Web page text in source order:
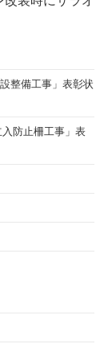
整備工事」表彰状
防止柵工事」表